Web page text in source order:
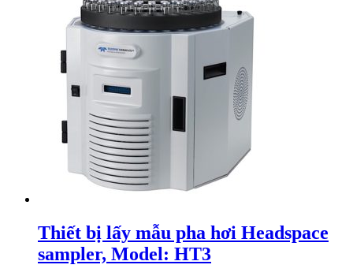
Thiết bị lấy mẫu pha hơi Headspace
sampler, Model: HT3